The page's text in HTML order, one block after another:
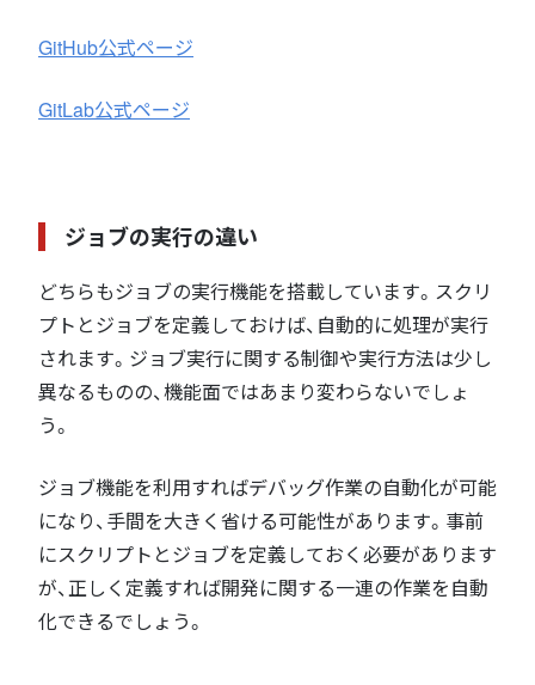
GitHub公式ページ
GitLab公式ページ
ジョブの実行の違い
どちらもジョブの実行機能を搭載しています。スクリ
プトとジョブを定義しておけば、自動的に処理が実行
されます。ジョブ実行に関する制御や実行方法は少し
異なるものの、機能面ではあまり変わらないでしょ
う。
ジョブ機能を利用すればデバッグ作業の自動化が可能
になり、手間を大きく省ける可能性があります。事前
にスクリプトとジョブを定義しておく必要があります
が、正しく定義すれば開発に関する一連の作業を自動
化できるでしょう。